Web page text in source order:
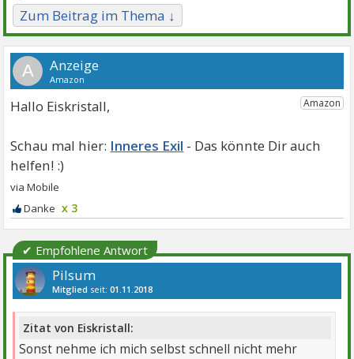
Zum Beitrag im Thema ↓
A
Hallo Eiskristall,
Inneres Exil
x 3
✔ Empfohlene Antwort
Pilsum
Mitglied seit:01.11.2018
Zitat von Eiskristall:
Sonst nehme ich mich selbst schnell nicht mehr